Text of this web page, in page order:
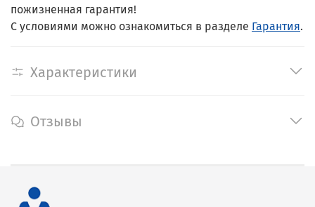
пожизненная гарантия!
С условиями можно ознакомиться в разделе Гарантия.
Характеристики
Отзывы